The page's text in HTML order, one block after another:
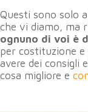
Questi sono solo
che vi diamo, ma
ognuno di voi è
per costituzione
avere dei consigli
cosa migliore e